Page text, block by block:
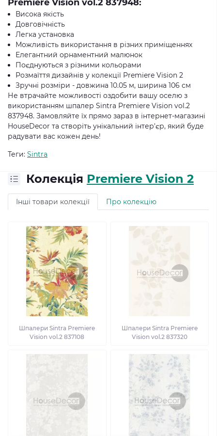
Premiere Vision vol.2 837948:
Висока якість
Довговічність
Легка установка
Можливість використання в різних приміщеннях
Елегантний орнаментний малюнок
Поєднуються з різними кольорами
Розмаїття дизайнів у колекції Premiere Vision 2
Зручні розміри - довжина 10.05 м, ширина 106 см
Не втрачайте можливості оздобити вашу оселю з
використанням шпалер Sintra Premiere Vision vol.2
837948. Замовляйте їх прямо зараз в інтернет-магазині
HouseDecor та створіть унікальний інтер'єр, який буде
радувати вас кожен день!
Теги: Sintra
Колекція Premiere Vision 2
Інші товари колекції Про колекцію
Шпалери Sintra Premiere
Vision vol.2 837108
Шпалери Sintra Premiere
Vision vol.2 837320